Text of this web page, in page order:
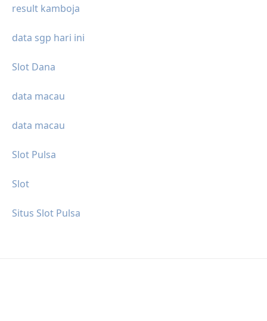
result kamboja
data sgp hari ini
Slot Dana
data macau
data macau
Slot Pulsa
Slot
Situs Slot Pulsa